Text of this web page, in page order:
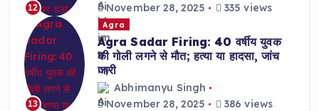
12
November 28, 2025
335 views
13
Agra
Agra Sadar Firing: 40 वर्षीय युवक
की गोली लगने से मौत; हत्या या हादसा, जांच
जारी
Abhimanyu Singh
November 28, 2025
386 views